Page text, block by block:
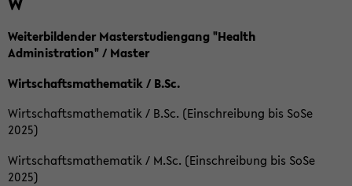
Weiterbildender Masterstudiengang "Health
Administration" / Master
Wirtschaftsmathematik / B.Sc.
Wirtschaftsmathematik / B.Sc. (Einschreibung bis SoSe
2025)
Wirtschaftsmathematik / M.Sc. (Einschreibung bis SoSe
2025)